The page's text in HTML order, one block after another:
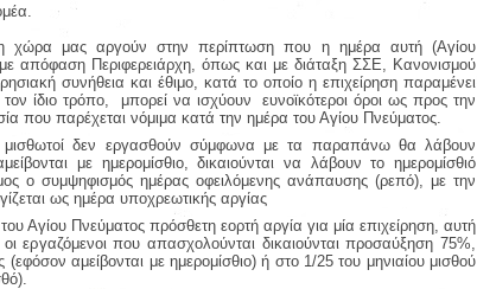
χώρα μας αργούν στην περίπτωση που η ημέρα αυτή (Αγίου
με απόφαση Περιφερειάρχη, όπως και με διάταξη ΣΣΕ, Κανονισμού
συνήθεια και έθιμο, κατά το οποίο η επιχείρηση παραμένει
ίδιο τρόπο,
μπορεί να ισχύουν
ευνοϊκότεροι όροι ως προς την
που παρέχεται νόμιμα κατά την ημέρα του Αγίου Πνεύματος.
μισθωτοί δεν εργασθούν σύμφωνα με τα παραπάνω θα λάβουν
με ημερομίσθιο, δικαιούνται να λάβουν το ημερομίσθιό
ο συμψηφισμός ημέρας οφειλόμενης ανάπαυσης (ρεπό), με την
ως ημέρα υποχρεωτικής αργίας
Αγίου Πνεύματος πρόσθετη εορτή αργία για μία επιχείρηση, αυτή
οι εργαζόμενοι που απασχολούνται δικαιούνται προσαύξηση 75%,
(εφόσον αμείβονται με ημερομίσθιο) ή στο 1/25 του μηνιαίου μισθού